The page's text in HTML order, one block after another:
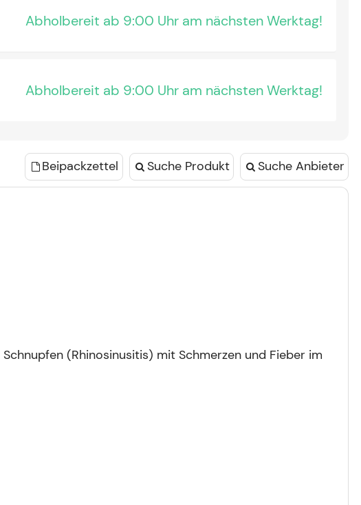
Abholbereit ab 9:00 Uhr am nächsten Werktag!
Abholbereit ab 9:00 Uhr am nächsten Werktag!
Beipackzettel Suche Produkt Suche Anbieter
(Rhinosinusitis) mit Schmerzen und Fieber im